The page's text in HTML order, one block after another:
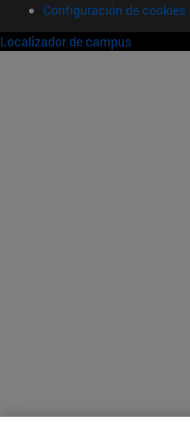
Configuración de cookies
Localizador de campus